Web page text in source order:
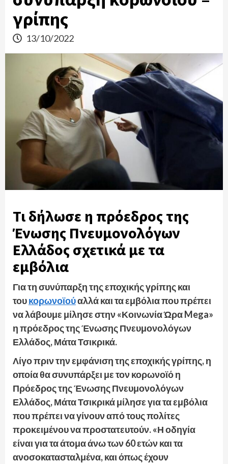
γρίπης
13/10/2022
Τι δήλωσε η πρόεδρος της
Ένωσης Πνευμονολόγων
Ελλάδος σχετικά με τα
εμβόλια
Για τη συνύπαρξη της εποχικής γρίπης και
τουκορωνοϊούαλλά και τα εμβόλια που πρέπει
να λάβουμε μίλησε στην «Κοινωνία Ώρα Mega»
η πρόεδρος της Ένωσης Πνευμονολόγων
Ελλάδος, Μάτα Τσικρικά.
Λίγο πριν την εμφάνιση της εποχικής γρίπης, η
οποία θα συνυπάρξει με τον κορωνοϊό η
Πρόεδρος της Ένωσης Πνευμονολόγων
Ελλάδος, Μάτα Τσικρικά μίλησε για τα εμβόλια
που πρέπει να γίνουν από τους πολίτες
προκειμένου να προστατευτούν. «Η οδηγία
είναι για τα άτομα άνω των 60 ετών και τα
ανοσοκατασταλμένα, και όπως έχουν